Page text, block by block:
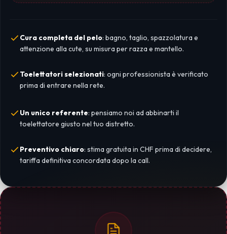
Cura completa del pelo: bagno, taglio, spazzolatura e
attenzione alla cute, su misura per razza e mantello.
Toelettatori selezionati: ogni professionista è verificato
prima di entrare nella rete.
Un unico referente: pensiamo noi ad abbinarti il
toelettatore giusto nel tuo distretto.
Preventivo chiaro: stima gratuita in CHF prima di decidere,
tariffa definitiva concordata dopo la call.